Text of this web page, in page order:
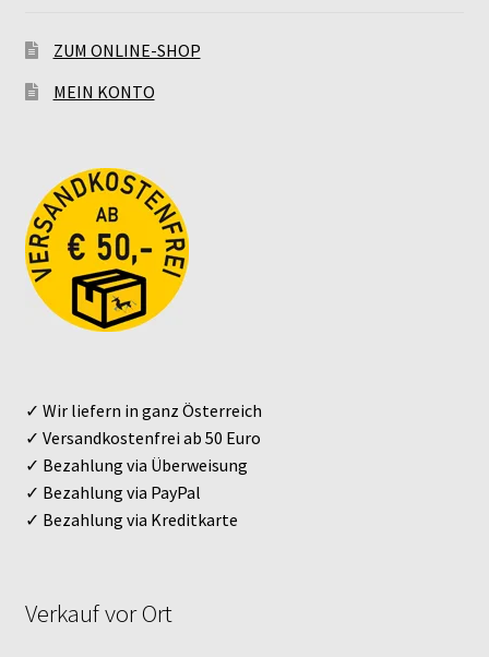
ZUM ONLINE-SHOP
MEIN KONTO
✓ Wir liefern in ganz Österreich
✓ Versandkostenfrei ab 50 Euro
✓ Bezahlung via Überweisung
✓ Bezahlung via PayPal
✓ Bezahlung via Kreditkarte
Verkauf vor Ort